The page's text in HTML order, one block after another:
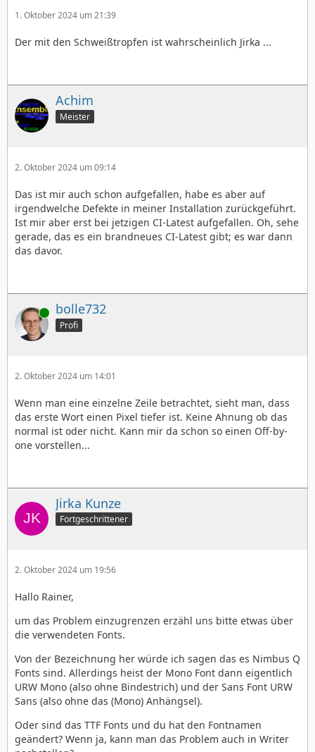
1. Oktober 2024 um 21:39
Der mit den Schweißtropfen ist wahrscheinlich Jirka ...
Achim
Meister
2. Oktober 2024 um 09:14
Das ist mir auch schon aufgefallen, habe es aber auf
irgendwelche Defekte in meiner Installation zurückgeführt.
Ist mir aber erst bei jetzigen CI-Latest aufgefallen. Oh, sehe
gerade, das es ein brandneues CI-Latest gibt; es war dann
das davor.
Online bolle732
Profi
2. Oktober 2024 um 14:01
Wenn man eine einzelne Zeile betrachtet, sieht man, dass
das erste Wort einen Pixel tiefer ist. Keine Ahnung ob das
normal ist oder nicht. Kann mir da schon so einen Off-by-
one vorstellen...
Jirka Kunze
Fortgeschrittener
2. Oktober 2024 um 19:56
Hallo Rainer,
um das Problem einzugrenzen erzähl uns bitte etwas über
die verwendeten Fonts.
Von der Bezeichnung her würde ich sagen das es Nimbus Q
Fonts sind. Allerdings heist der Mono Font dann eigentlich
URW Mono (also ohne Bindestrich) und der Sans Font URW
Sans (also ohne das (Mono) Anhängsel).
Oder sind das TTF Fonts und du hat den Fontnamen
geändert? Wenn ja, kann man das Problem auch in Writer